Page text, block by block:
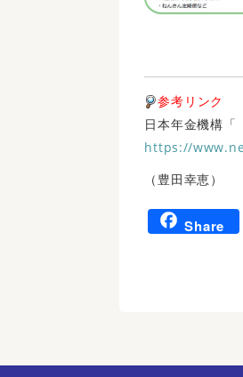
参考リンク
日本年金機構「
https://
（豊田幸恵）
Share